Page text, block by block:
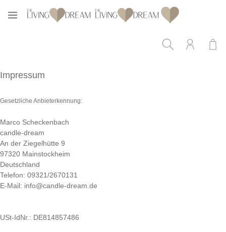
Zum Hauptinhalt springen
Impressum
Gesetzliche Anbieterkennung:
Marco Scheckenbach
candle-dream
An der Ziegelhütte 9
97320 Mainstockheim
Deutschland
Telefon: 09321/2670131
E-Mail: info@candle-dream.de
USt-IdNr.: DE814857486